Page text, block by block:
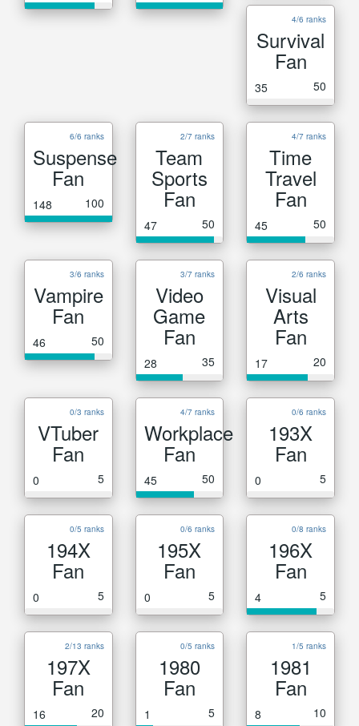
4/6 ranks
Survival
Fan
35 50
6/6 ranks
Suspense
Fan
148 100
2/7 ranks
Team
Sports
Fan
47 50
4/7 ranks
Time
Travel
Fan
45 50
3/6 ranks
Vampire
Fan
46 50
3/7 ranks
Video
Game
Fan
28 35
2/6 ranks
Visual
Arts
Fan
17 20
0/3 ranks
VTuber
Fan
0 5
4/7 ranks
Workplace
Fan
45 50
0/6 ranks
193X
Fan
0 5
0/5 ranks
194X
Fan
0 5
0/6 ranks
195X
Fan
0 5
0/8 ranks
196X
Fan
4 5
2/13 ranks
197X
Fan
16 20
0/5 ranks
1980
Fan
1 5
1/5 ranks
1981
Fan
8 10